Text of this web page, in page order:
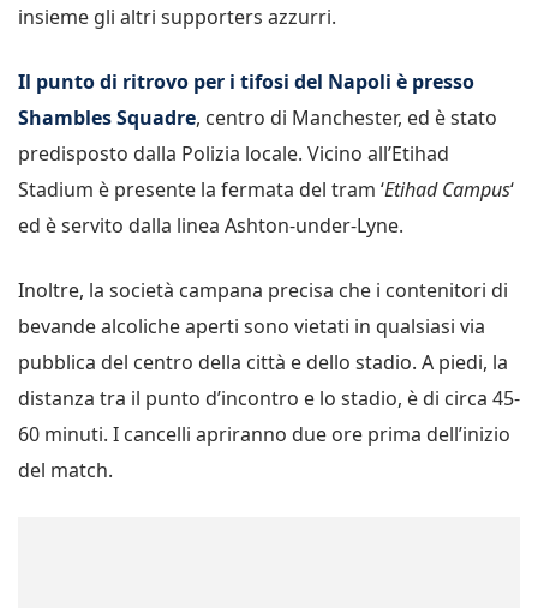
insieme gli altri supporters azzurri.
Il punto di ritrovo per i tifosi del Napoli è presso
Shambles Squadre, centro di Manchester, ed è stato
predisposto dalla Polizia locale. Vicino all’Etihad
Stadium è presente la fermata del tram ‘Etihad Campus‘
ed è servito dalla linea Ashton-under-Lyne.
Inoltre, la società campana precisa che i contenitori di
bevande alcoliche aperti sono vietati in qualsiasi via
pubblica del centro della città e dello stadio. A piedi, la
distanza tra il punto d’incontro e lo stadio, è di circa 45-
60 minuti. I cancelli apriranno due ore prima dell’inizio
del match.